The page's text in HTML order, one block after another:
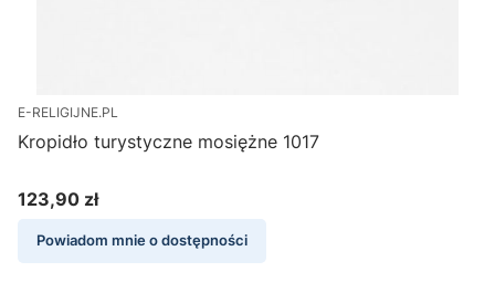
E-RELIGIJNE.PL
Kropidło turystyczne mosiężne 1017
Cena
123,90 zł
Powiadom mnie o dostępności